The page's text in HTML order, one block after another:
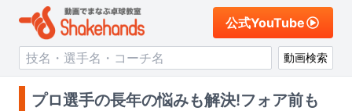
公式YouTube
動画検索
プロ選手の長年の悩みも解決!フォア前も